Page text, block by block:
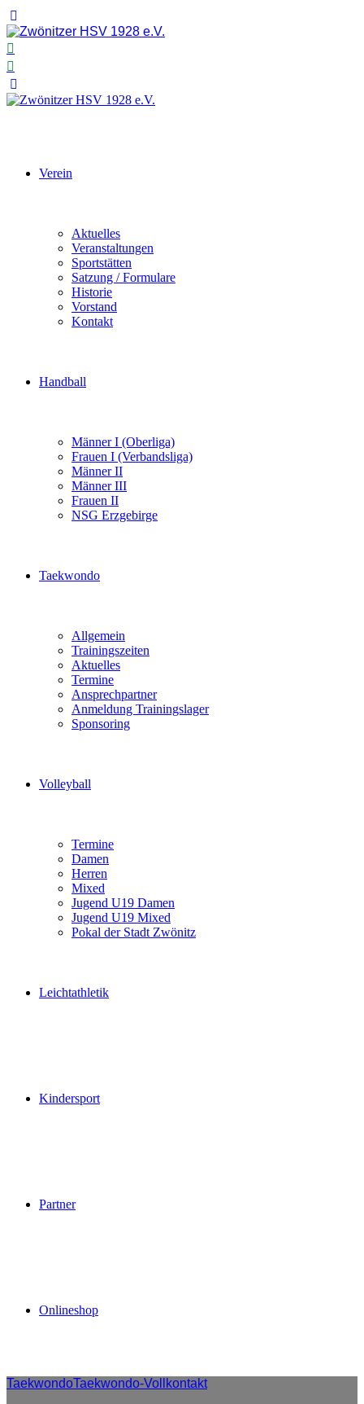
Verein
Aktuelles
Veranstaltungen
Sportstätten
Satzung / Formulare
Historie
Vorstand
Kontakt
Handball
Männer I (Oberliga)
Frauen I (Verbandsliga)
Männer II
Männer III
Frauen II
NSG Erzgebirge
Taekwondo
Allgemein
Trainingszeiten
Aktuelles
Termine
Ansprechpartner
Anmeldung Trainingslager
Sponsoring
Volleyball
Termine
Damen
Herren
Mixed
Jugend U19 Damen
Jugend U19 Mixed
Pokal der Stadt Zwönitz
Leichtathletik
Kindersport
Partner
Onlineshop
TaekwondoTaekwondo-Vollkontakt